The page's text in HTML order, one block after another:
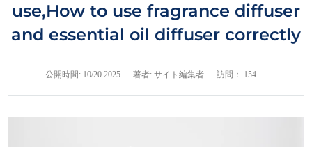
use,How to use fragrance diffuser
and essential oil diffuser correctly
公開時間: 10/20 2025 著者: サイト編集者 訪問： 154